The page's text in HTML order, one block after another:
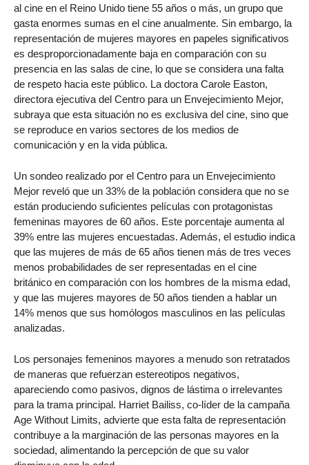
al cine en el Reino Unido tiene 55 años o más, un grupo que
gasta enormes sumas en el cine anualmente. Sin embargo, la
representación de mujeres mayores en papeles significativos
es desproporcionadamente baja en comparación con su
presencia en las salas de cine, lo que se considera una falta
de respeto hacia este público. La doctora Carole Easton,
directora ejecutiva del Centro para un Envejecimiento Mejor,
subraya que esta situación no es exclusiva del cine, sino que
se reproduce en varios sectores de los medios de
comunicación y en la vida pública.
Un sondeo realizado por el Centro para un Envejecimiento
Mejor reveló que un 33% de la población considera que no se
están produciendo suficientes películas con protagonistas
femeninas mayores de 60 años. Este porcentaje aumenta al
39% entre las mujeres encuestadas. Además, el estudio indica
que las mujeres de más de 65 años tienen más de tres veces
menos probabilidades de ser representadas en el cine
británico en comparación con los hombres de la misma edad,
y que las mujeres mayores de 50 años tienden a hablar un
14% menos que sus homólogos masculinos en las películas
analizadas.
Los personajes femeninos mayores a menudo son retratados
de maneras que refuerzan estereotipos negativos,
apareciendo como pasivos, dignos de lástima o irrelevantes
para la trama principal. Harriet Bailiss, co-líder de la campaña
Age Without Limits, advierte que esta falta de representación
contribuye a la marginación de las personas mayores en la
sociedad, alimentando la percepción de que su valor